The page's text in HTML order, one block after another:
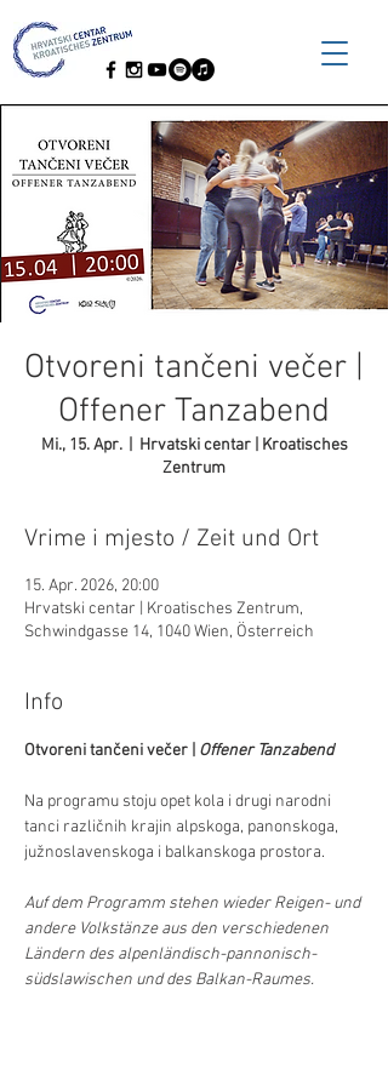
Otvoreni tančeni večer |
Offener Tanzabend
Mi., 15. Apr.
  |
Hrvatski centar | Kroatisches
Zentrum
Vrime i mjesto / Zeit und Ort
15. Apr. 2026, 20:00
Hrvatski centar | Kroatisches Zentrum,
Schwindgasse 14, 1040 Wien, Österreich
Info
Otvoreni tančeni večer | Offener Tanzabend
Na programu stoju opet kola i drugi narodni
tanci različnih krajin alpskoga, panonskoga,
južnoslavenskoga i balkanskoga prostora.
Auf dem Programm stehen wieder Reigen- und
andere Volkstänze aus den verschiedenen
Ländern des alpenländisch-pannonisch-
südslawischen und des Balkan-Raumes.